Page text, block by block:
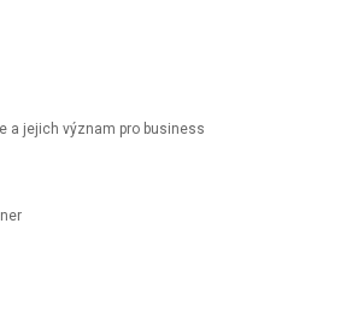
a jejich význam pro business